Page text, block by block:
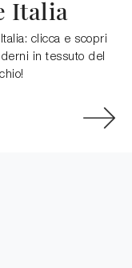
Italia
clicca e scopri
in tessuto del